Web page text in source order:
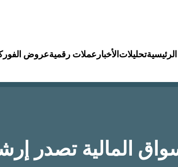
الرئيسيةتحليلات الأخبار عملات رقميةعروض
المالية تصدر